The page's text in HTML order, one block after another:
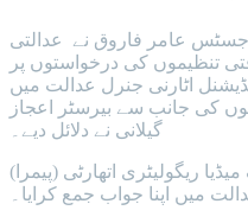
جسٹس عامر فاروق نے عدالتی
تنظیموں کی درخواستوں پر
اٹارنی جنرل عدالت میں
کی جانب سے بیرسٹر اعجاز
گیلانی نے دلائل دیے۔
ریگولیٹری اتھارٹی (پیمرا)
میں اپنا جواب جمع کرایا۔